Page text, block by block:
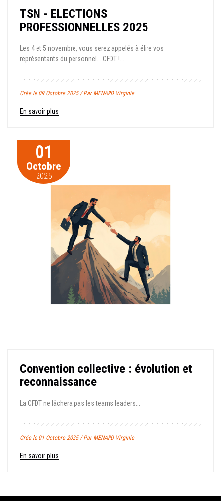
TSN - ELECTIONS
PROFESSIONNELLES 2025
Les 4 et 5 novembre, vous serez appelés à élire vos
représentants du personnel... CFDT !...
Crée le 09 Octobre 2025 / Par MENARD Virginie
En savoir plus
01
Octobre
2025
Convention collective : évolution et
reconnaissance
La CFDT ne lâchera pas les teams leaders...
Crée le 01 Octobre 2025 / Par MENARD Virginie
En savoir plus